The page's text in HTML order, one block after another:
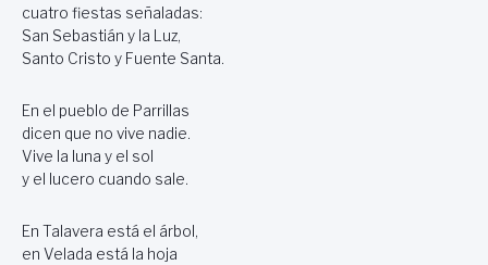
cuatro fiestas señaladas:
San Sebastián y la Luz,
Santo Cristo y Fuente Santa.
En el pueblo de Parrillas
dicen que no vive nadie.
Vive la luna y el sol
y el lucero cuando sale.
En Talavera está el árbol,
en Velada está la hoja